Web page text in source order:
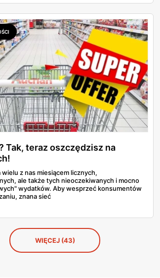
Tak, teraz oszczędzisz na
wielu z nas miesiącem licznych,
ale także tych nieoczekiwanych i mocno
wydatków. Aby wesprzeć konsumentów
znana sieć
WIĘCEJ (43)